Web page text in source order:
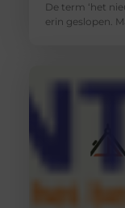
De term ‘het
erin geslopen.